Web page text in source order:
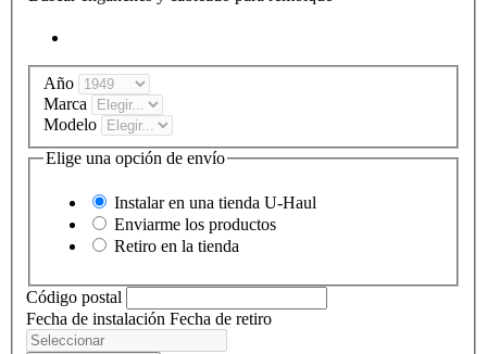
Año
Marca
Modelo
Elige una opción de envío
Instalar en una tienda U-Haul
Enviarme los productos
Retiro en la tienda
Código postal
Fecha de instalación Fecha de retiro